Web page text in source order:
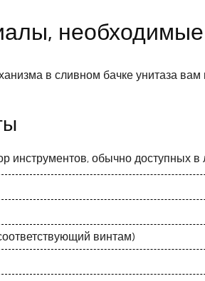
необходимые
в сливном бачке унитаза
инструментов, обычно доступных
винтам)